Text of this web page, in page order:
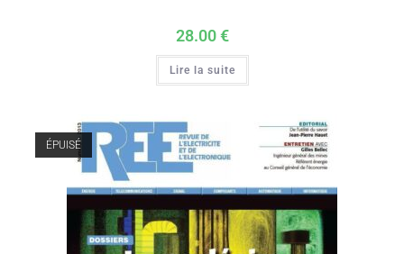
28.00€
Lire la suite
ÉPUISÉ